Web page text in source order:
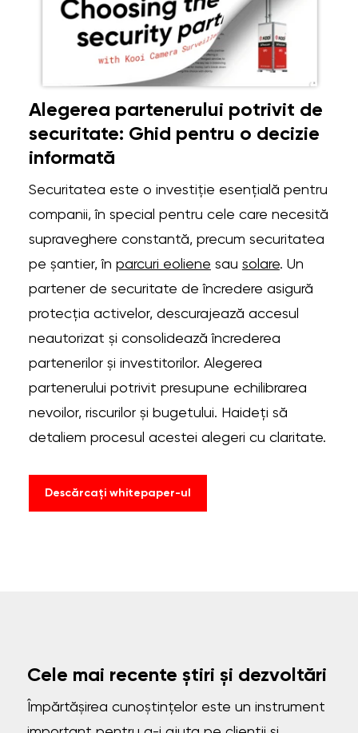
Alegerea partenerului potrivit de
securitate: Ghid pentru o decizie
informată
Securitatea este o investiție esențială pentru
companii, în special pentru cele care necesită
supraveghere constantă, precum securitatea
pe șantier, în parcuri eoliene sau solare. Un
partener de securitate de încredere asigură
protecția activelor, descurajează accesul
neautorizat și consolidează încrederea
partenerilor și investitorilor. Alegerea
partenerului potrivit presupune echilibrarea
nevoilor, riscurilor și bugetului. Haideți să
detaliem procesul acestei alegeri cu claritate.
Descărcați whitepaper-ul
Cele mai recente știri și dezvoltări
Împărtășirea cunoștințelor este un instrument